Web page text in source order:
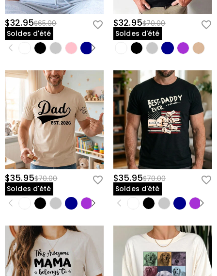
$32.95$65.00
Soldes d'été
$32.95$70.00
Soldes d'été
$35.95$70.00
Soldes d'été
$35.95$70.00
Soldes d'été